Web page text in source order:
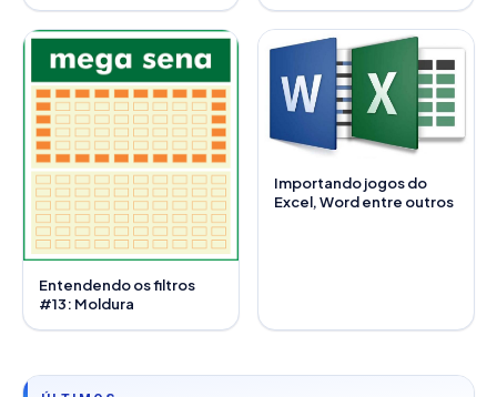
Entendendo os filtros
#13: Moldura
Importando jogos do
Excel, Word entre outros